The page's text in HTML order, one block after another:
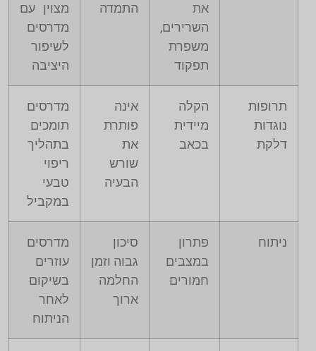
את
השרירים,
משפרת
תפקוד
התמדה
מצוין עם
מדרסים
לשיפור
היציבה
תרופות
נוגדות
דלקת
הקלה
מיידית
בכאב
אינה
פותרת
את
שורש
הבעיה
מדרסים
תומכים
בתהליך
ריפוי
טבעי
במקביל
ניתוח
פתרון
במצבים
חמורים
סיכון
גבוה וזמן
החלמה
ארוך
מדרסים
עוזרים
בשיקום
לאחר
הניתוח